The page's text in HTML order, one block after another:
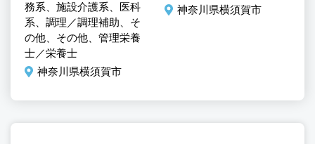
務系、施設介護系、医科
系、調理／調理補助、そ
の他、その他、管理栄養
士／栄養士
神奈川県横須賀市
神奈川県横須賀市